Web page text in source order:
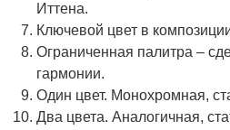
Иттена.
Ключевой цвет в
Ограниченная палитра –
гармонии.
Один цвет. Монохромная,
Два цвета. Аналогичная,